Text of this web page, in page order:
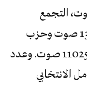
تحصل على 15775 صوت، التجمع
الوطني الديمقراطي على 13348 صوت وحزب
جبهة القوى الديمقراطية على 11025 صوت. وعدد
الانتخابي